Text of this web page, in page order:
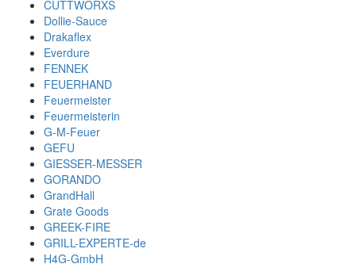
CUTTWORXS
Dollie-Sauce
Drakaflex
Everdure
FENNEK
FEUERHAND
Feuermeister
Feuermeisterin
G-M-Feuer
GEFU
GIESSER-MESSER
GORANDO
GrandHall
Grate Goods
GREEK-FIRE
GRILL-EXPERTE-de
H4G-GmbH